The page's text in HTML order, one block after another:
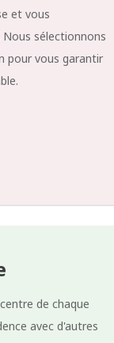
et vous
sélectionnons
pour vous garantir
de chaque
avec d'autres